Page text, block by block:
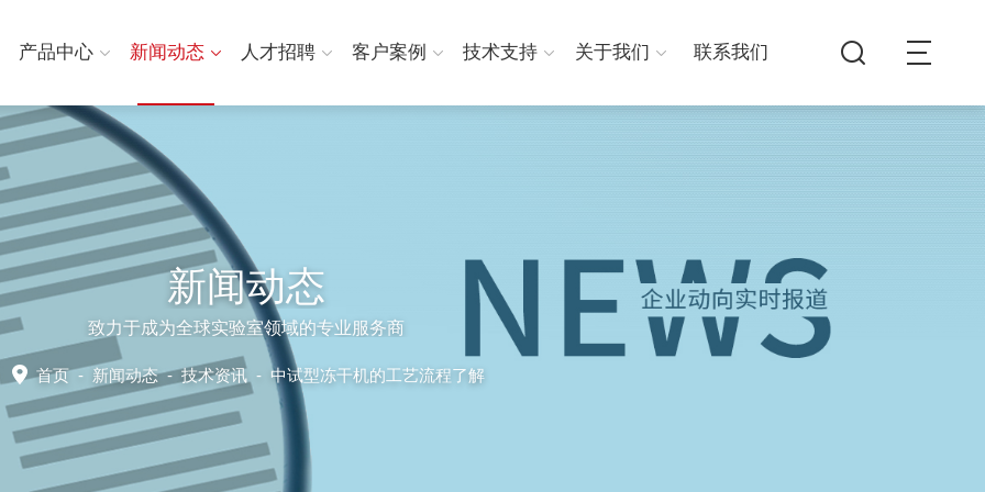
产品中心 新闻动态 人才招聘 客户案例 技术支持 关于我们 联系我们
新闻动态
致力于成为全球实验室领域的专业服务商
首页- 新闻动态-技术资讯 - 中试型冻干机的工艺流程了解